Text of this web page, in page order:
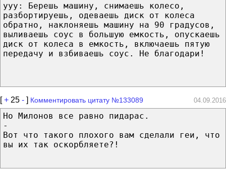
yyy: Берешь машину, снимаешь колесо,
разбортируешь, одеваешь диск от колеса
обратно, наклоняешь машину на 90 градусов,
выливаешь соус в большую емкость, опускаешь
диск от колеса в емкость, включаешь пятую
передачу и взбиваешь соус. Не благодари!
[+ 25 - ] Комментировать цитату №133089 04.09.2016
Но Милонов все равно пидарас.
-
Вот что такого плохого вам сделали геи, что
вы их так оскорбляете?!